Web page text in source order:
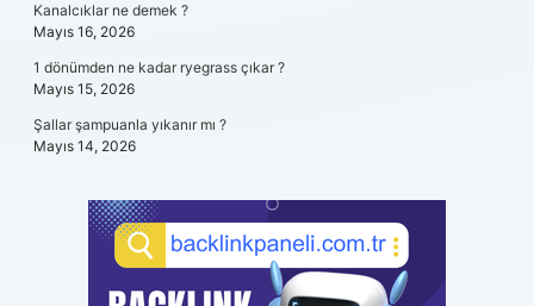
Kanalcıklar ne demek ?
Mayıs 16, 2026
1 dönümden ne kadar ryegrass çıkar ?
Mayıs 15, 2026
Şallar şampuanla yıkanır mı ?
Mayıs 14, 2026